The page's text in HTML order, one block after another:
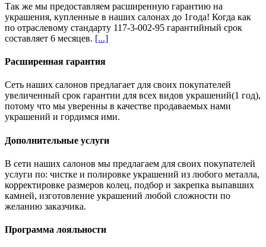
Так же мы предоставляем расширенную гарантию на
украшения, купленные в наших салонах до 1года! Когда как
по отраслевому стандарту 117-3-002-95 гарантийный срок
составляет 6 месяцев. [...]
Расширенная гарантия
Сеть наших салонов предлагает для своих покупателей
увеличенный срок гарантии для всех видов украшений(1 год),
потому что мы уверенны в качестве продаваемых нами
украшений и гордимся ими.
Дополнительные услуги
В сети наших салонов мы предлагаем для своих покупателей
услуги по: чистке и полировке украшений из любого металла,
корректировке размеров колец, подбор и закрепка выпавших
камней, изготовление украшений любой сложности по
желанию заказчика.
Программа лояльности